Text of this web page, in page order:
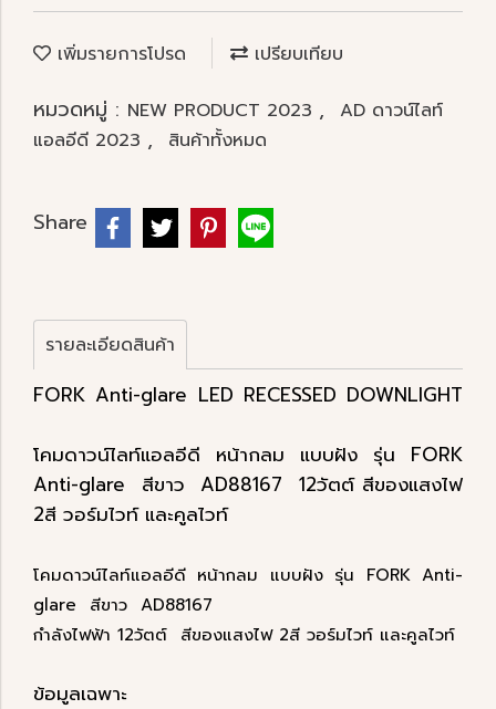
เพิ่มรายการโปรด เปรียบเทียบ
หมวดหมู่ : NEW PRODUCT 2023 ,
AD ดาวน์ไลท์
แอลอีดี 2023 , สินค้าทั้งหมด
Share
รายละเอียดสินค้า
FORK Anti-glare LED RECESSED DOWNLIGHT
โคมดาวน์ไลท์แอลอีดี หน้ากลม แบบฝัง รุ่น FORK
Anti-glare สีขาว AD88167 12วัตต์ สีของแสงไฟ
2สี วอร์มไวท์ และคูลไวท์
โคมดาวน์ไลท์แอลอีดี หน้ากลม แบบฝัง รุ่น FORK Anti-
glare สีขาว AD88167
กำลังไฟฟ้า 12วัตต์ สีของแสงไฟ 2สี วอร์มไวท์ และคูลไวท์
ข้อมูลเฉพาะ